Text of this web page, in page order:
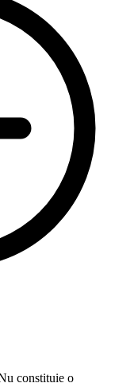
constituie o